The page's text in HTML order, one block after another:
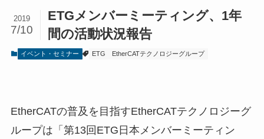
ETGメンバーミーティング、1年
間の活動状況報告
2019
7/10
イベント・セミナー ETG EtherCATテクノロジーグループ
EtherCATの普及を目指すEtherCATテクノロジーグ
ループは「第13回ETG日本メンバーミーティン